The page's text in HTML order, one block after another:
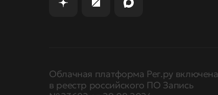
Облачная платформа Рег.ру включена
в реестр российского ПО Запись